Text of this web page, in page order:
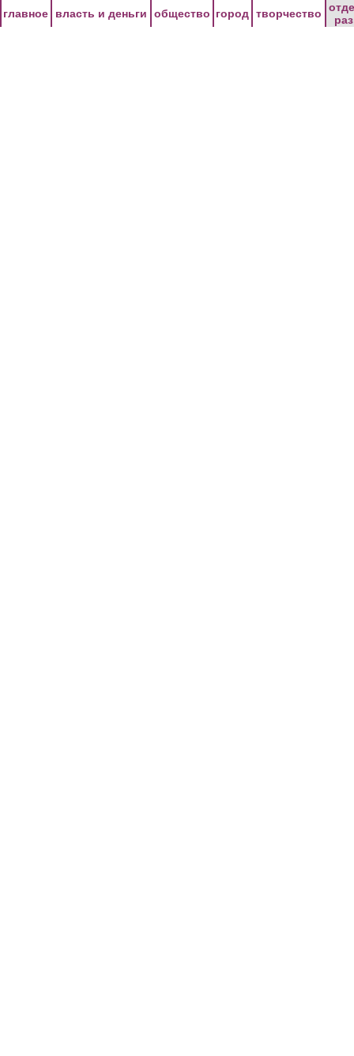
главное власть и деньги общество город творчество